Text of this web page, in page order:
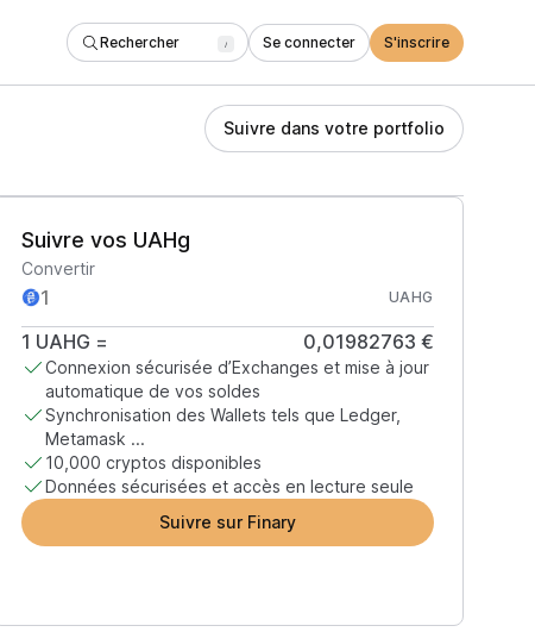
Rechercher / Se connecter S'inscrire
Suivre dans votre portfolio
Suivre vos UAHg
Convertir
UAHG
1 UAHG = 0,01982763 €
Connexion sécurisée d’Exchanges et mise à jour
automatique de vos soldes
Synchronisation des Wallets tels que Ledger,
Metamask ...
10,000 cryptos disponibles
Données sécurisées et accès en lecture seule
Suivre sur Finary